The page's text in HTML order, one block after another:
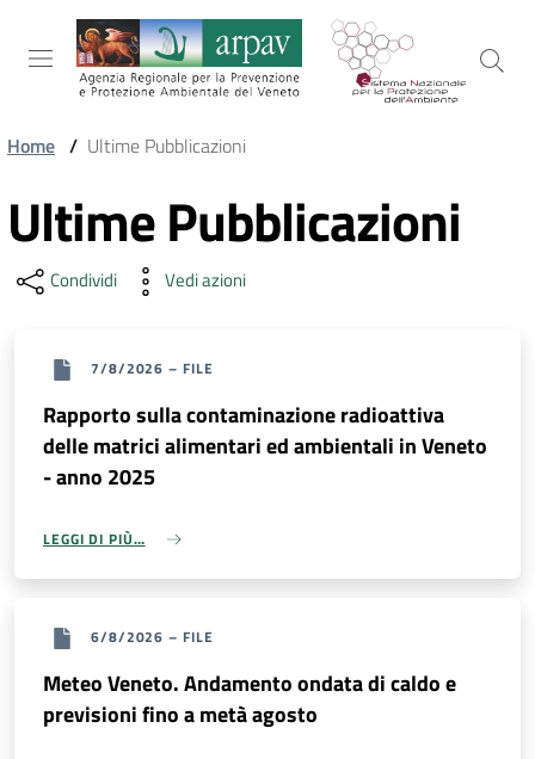
Salta al contenuto
Salta alla navigazione
Salta al footer
TEMI
TERRITORIO
SERVIZI
DATI
Home / Ultime Pubblicazioni
Vai al contenuto
Ultime Pubblicazioni
Condividi Vedi azioni
7/8/2026 – FILE
Rapporto sulla contaminazione radioattiva
delle matrici alimentari ed ambientali in Veneto
- anno 2025
LEGGI DI PIÙ…
6/8/2026 – FILE
Meteo Veneto. Andamento ondata di caldo e
previsioni fino a metà agosto